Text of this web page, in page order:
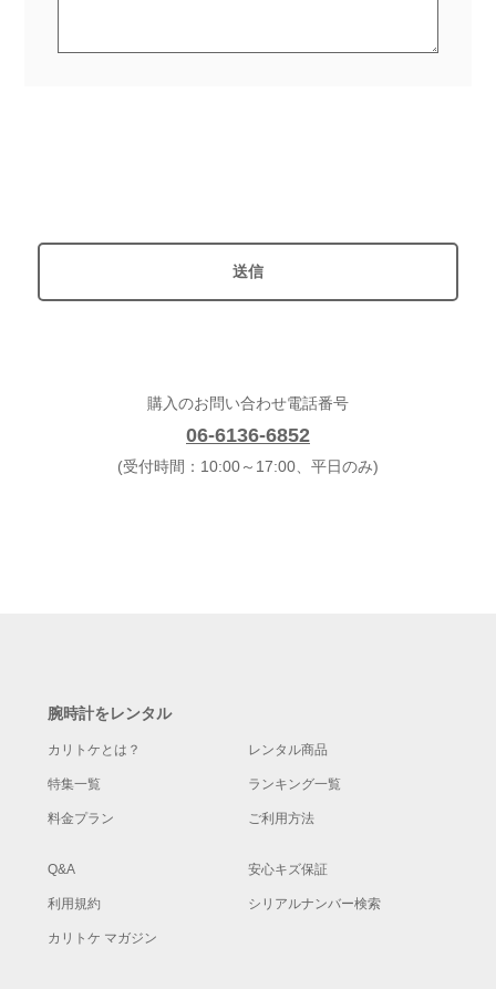
購入のお問い合わせ電話番号
06-6136-6852
(受付時間：10:00～17:00、平日のみ)
腕時計をレンタル
カリトケとは？ レンタル商品
特集一覧 ランキング一覧
料金プラン ご利用方法
Q&A 安心キズ保証
利用規約 シリアルナンバー検索
カリトケ マガジン